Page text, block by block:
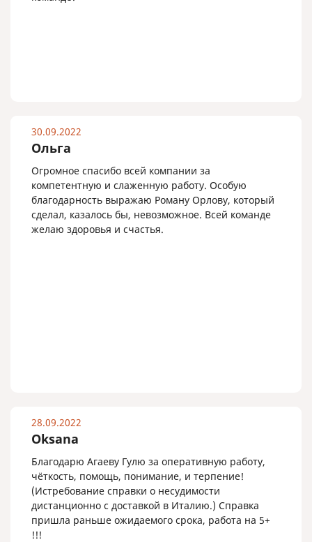
30.09.2022
Ольга
Огромное спасибо всей компании за
компетентную и слаженную работу. Особую
благодарность выражаю Роману Орлову, который
сделал, казалось бы, невозможное. Всей команде
желаю здоровья и счастья.
28.09.2022
Oksana
Благодарю Агаеву Гулю за оперативную работу,
чёткость, помощь, понимание, и терпение!
(Истребование справки о несудимости
дистанционно с доставкой в Италию.) Справка
пришла раньше ожидаемого срока, работа на 5+
!!!